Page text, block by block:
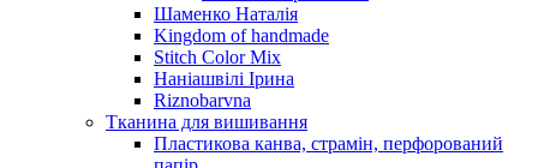
Шаменко Наталія
Kingdom of handmade
Stitch Color Mix
Наніашвілі Ірина
Riznobarvna
Тканина для вишивання
Пластикова канва, страмін, перфорований